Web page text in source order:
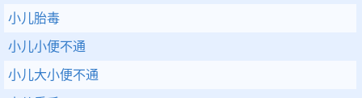
小儿胎毒
小儿小便不通
小儿大小便不通